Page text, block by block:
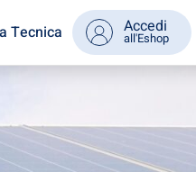
Tecnica Accedi
all'Eshop